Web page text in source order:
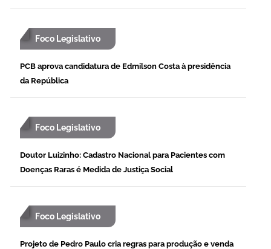
Foco Legislativo
PCB aprova candidatura de Edmilson Costa à presidência
da República
Foco Legislativo
Doutor Luizinho: Cadastro Nacional para Pacientes com
Doenças Raras é Medida de Justiça Social
Foco Legislativo
Projeto de Pedro Paulo cria regras para produção e venda